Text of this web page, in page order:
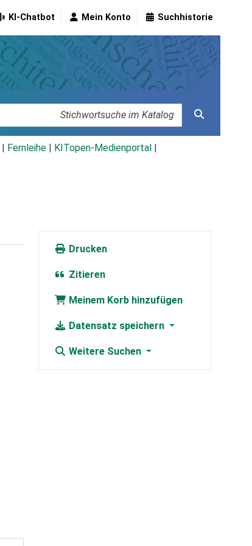
KI-Chatbot Mein Konto Suchhistorie
Fernleihe KITopen-Medienportal
Drucken
Zitieren
Meinem Korb hinzufügen
Datensatz speichern
Weitere Suchen